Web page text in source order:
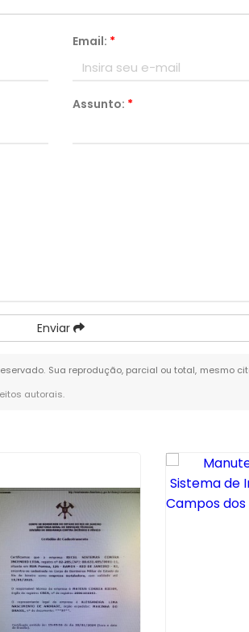
Email: *
Assunto: *
Enviar
Sua reprodução, parcial ou total, mesmo
autorais.